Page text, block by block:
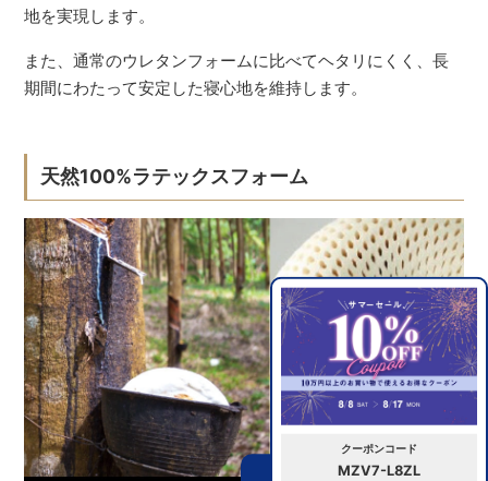
クーポンコード
MZV7-L8ZL
地を実現します。
また、通常のウレタンフォームに比べてヘタリにくく、長
期間にわたって安定した寝心地を維持します。
天然100%ラテックスフォーム